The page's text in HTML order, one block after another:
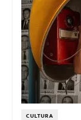
CULTURA